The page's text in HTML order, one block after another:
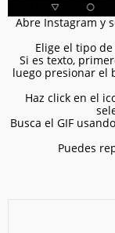
Abre Instagram y
Elige el tipo
Si es texto,
luego presionar el
Haz click en el
Busca el GIF
Puedes